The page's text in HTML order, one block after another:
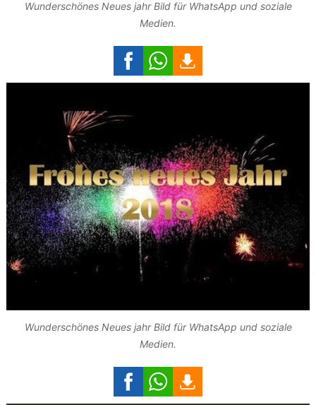
Wunderschönes Neues jahr Bild für WhatsApp und soziale
Medien.
Wunderschönes Neues jahr Bild für WhatsApp und soziale
Medien.